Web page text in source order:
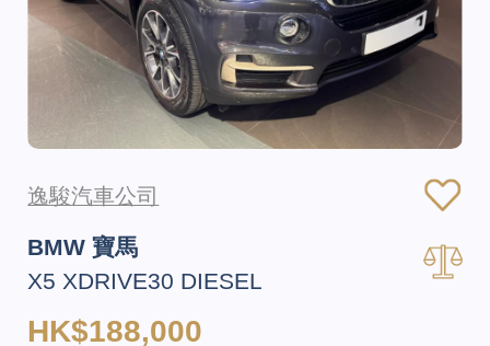
逸駿汽車公司
BMW 寶馬
X5 XDRIVE30 DIESEL
HK$188,000